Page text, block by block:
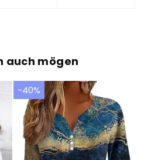
auch mögen
-40%